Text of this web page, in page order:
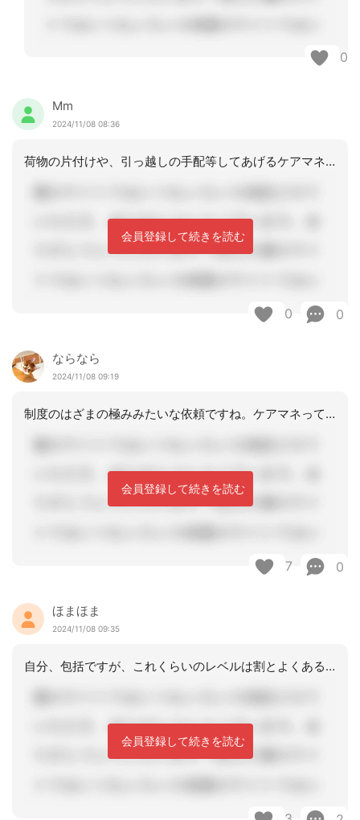
0
Mm
2024/11/08 08:36
荷物の片付けや、引っ越しの手配等してあげるケアマネいますよね。殆どの方は仕方なく
会員登録して続きを読む
0 0
ならなら
2024/11/08 09:19
制度のはざまの極みみたいな依頼ですね。ケアマネって何する人って聞きたいくらいです
会員登録して続きを読む
7 0
ほまほま
2024/11/08 09:35
自分、包括ですが、これくらいのレベルは割とよくあることです。そしてそれに対応する
会員登録して続きを読む